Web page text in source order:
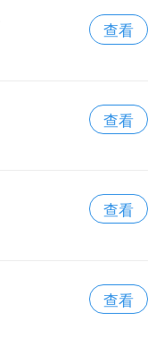
查看
查看
查看
查看